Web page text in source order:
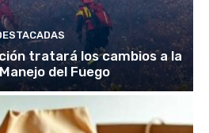
tratará los cambios a la
del Fuego